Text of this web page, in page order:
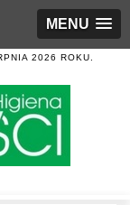
MENU
2026 ROKU.